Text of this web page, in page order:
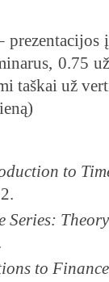
0.75
taškai už
to
Series:
to